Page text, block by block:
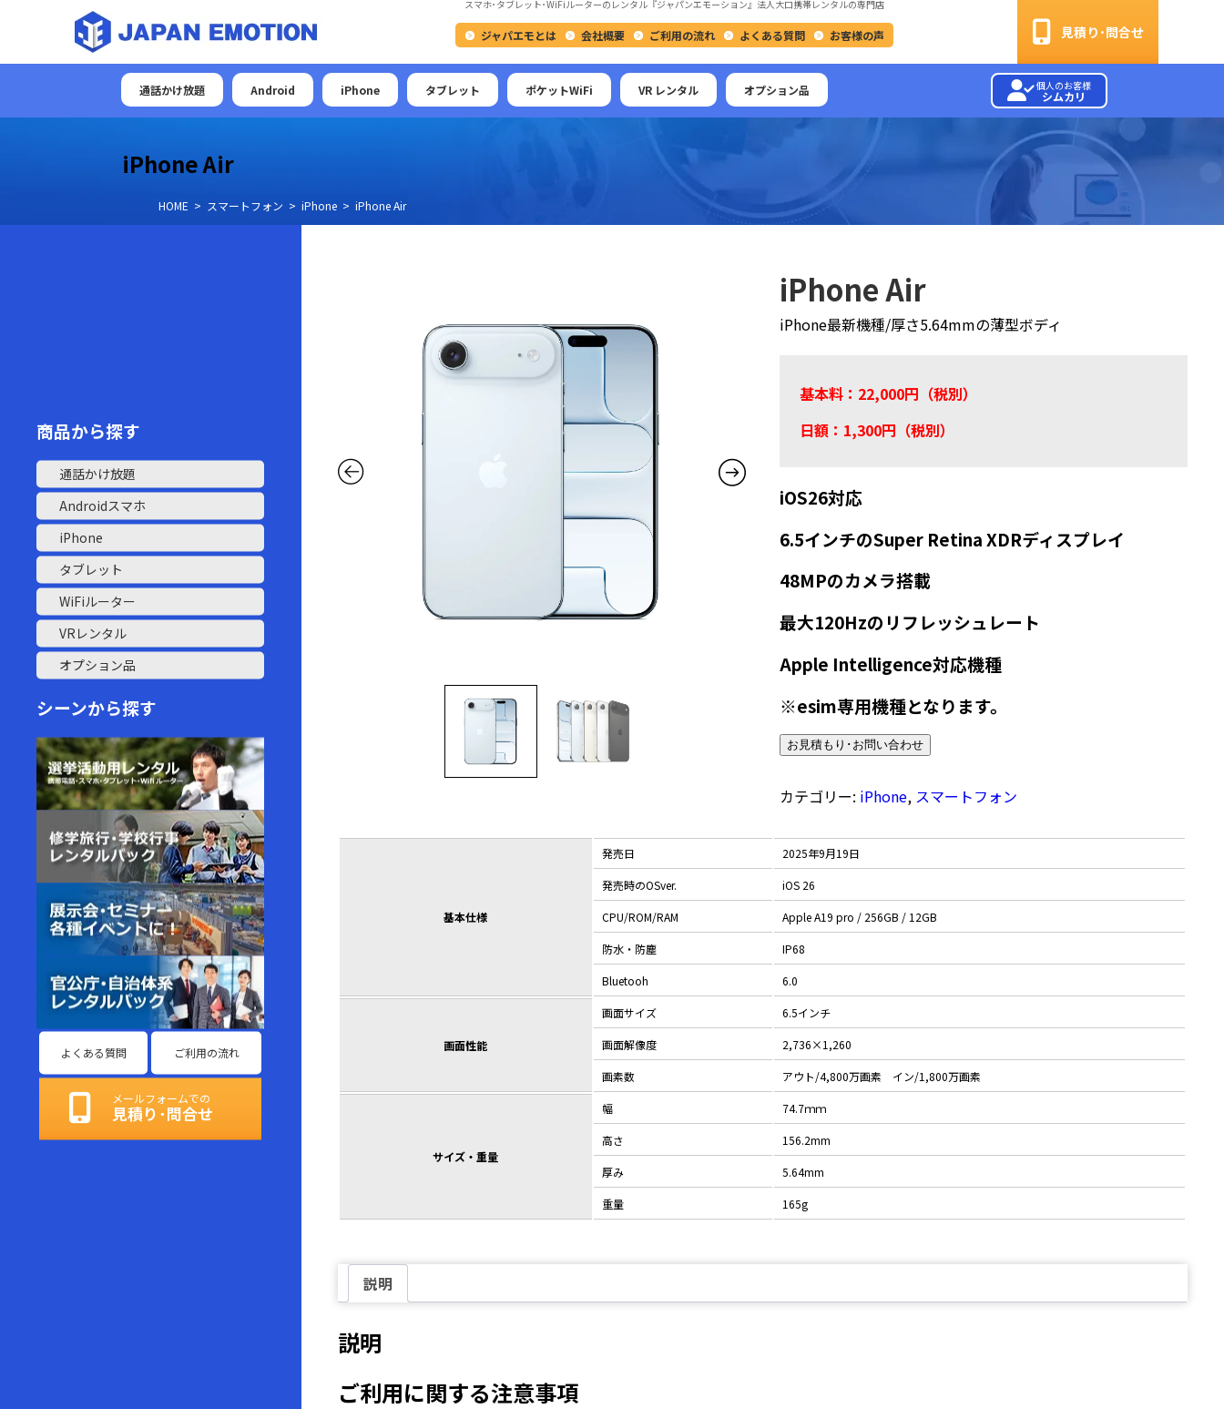
スマホ･タブレット･WiFiルーターのレンタル『ジャパンエモーション』法人大口携帯レンタルの専門店
ジャパエモとは 会社概要 ご利用の流れ よくある質問 お客様の声 見積り･問合せ
通話かけ放題 Android iPhone タブレット ポケットWiFi VR レンタル オプション品 個人のお客様
シムカリ
iPhone Air
HOME スマートフォン iPhone iPhone Air
商品から探す
通話かけ放題
Androidスマホ
iPhone
タブレット
WiFiルーター
VRレンタル
オプション品
シーンから探す
よくある質問 ご利用の流れ
メールフォームでの
見積り･問合せ
iPhone Air
iPhone最新機種/厚さ5.64mmの薄型ボディ
基本料：22,000円（税別）
日額：1,300円（税別）
iOS26対応
6.5インチのSuper Retina XDRディスプレイ
48MPのカメラ搭載
最大120Hzのリフレッシュレート
Apple Intelligence対応機種
※esim専用機種となります。
お見積もり･お問い合わせ
カテゴリー: iPhone, スマートフォン
基本仕様
発売日 2025年9月19日
発売時のOSver. iOS 26
CPU/ROM/RAM Apple A19 pro / 256GB / 12GB
防水・防塵 IP68
Bluetooh 6.0
画面性能
画面サイズ 6.5インチ
画面解像度 2,736×1,260
画素数 アウト/4,800万画素 イン/1,800万画素
サイズ・重量
幅 74.7ｍｍ
高さ 156.2mm
厚み 5.64mm
重量 165g
説明
説明
ご利用に関する注意事項